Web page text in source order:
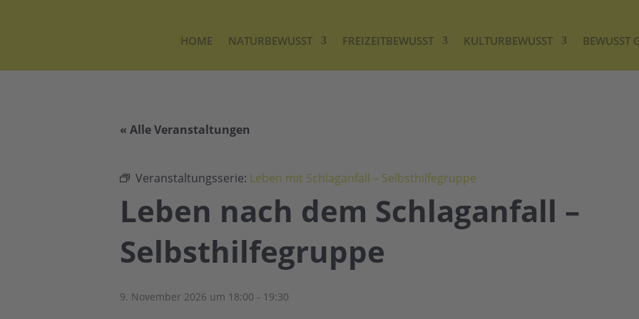
HOME NATURBEWUSST FREIZEITBEWUSST KULTURBEWUSST BEWUSST
« Alle Veranstaltungen
Veranstaltungsserie: Leben mit Schlaganfall – Selbsthilfegruppe
Leben nach dem Schlaganfall –
Selbsthilfegruppe
9. November 2026 um 18:00 - 19:30